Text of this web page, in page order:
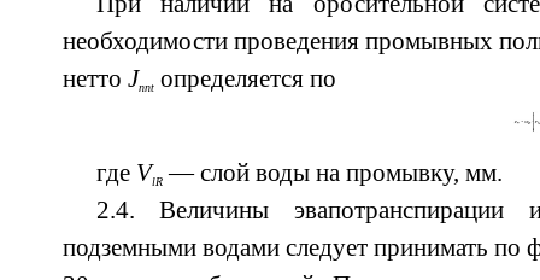
необходимости проведения промывных
нетто Jnnt определяется по
где VlR— слой воды на промывку, мм.
2.4. Величины эвапотранспирации
подземными водами следует принимать